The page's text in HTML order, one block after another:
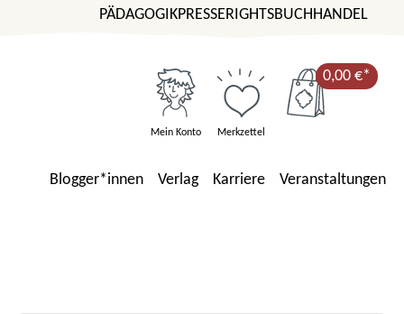
PÄDAGOGIKPRESSERIGHTSBUCHHANDEL
Mein Konto Merkzettel
0,00 €*
Blogger*innen Verlag Karriere Veranstaltungen